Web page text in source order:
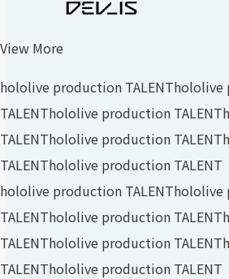
View More
hololive production TALENThololive
TALENThololive production TALENT
TALENThololive production TALENT
TALENThololive production TALENT
hololive production TALENThololive
TALENThololive production TALENT
TALENThololive production TALENT
TALENThololive production TALENT